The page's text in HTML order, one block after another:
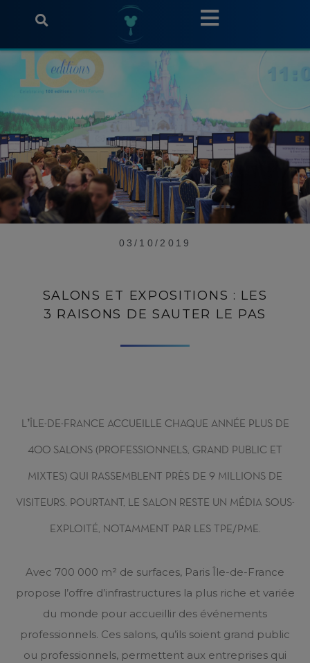
03/10/2019
SALONS ET EXPOSITIONS : LES
3 RAISONS DE SAUTER LE PAS
L’ÎLE-DE-FRANCE ACCUEILLE CHAQUE ANNÉE PLUS DE
400 SALONS (PROFESSIONNELS, GRAND PUBLIC ET
MIXTES) QUI RASSEMBLENT PRÈS DE 9 MILLIONS DE
VISITEURS. POURTANT, LE SALON RESTE UN MÉDIA SOUS-
EXPLOITÉ, NOTAMMENT PAR LES TPE/PME.
Avec 700 000 m² de surfaces, Paris Île-de-France
propose l’offre d’infrastructures la plus riche et variée
du monde pour accueillir des événements
professionnels. Ces salons, qu’ils soient grand public
ou professionnels, permettent aux entreprises qui